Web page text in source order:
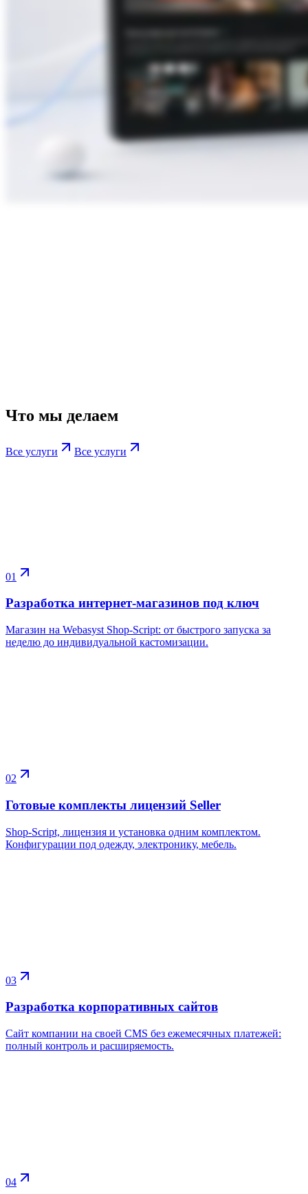
Что мы делаем
Все услуги Все услуги
01
Разработка интернет-магазинов под ключ
Магазин на Webasyst Shop-Script: от быстрого запуска за
неделю до индивидуальной кастомизации.
02
Готовые комплекты лицензий Seller
Shop-Script, лицензия и установка одним комплектом.
Конфигурации под одежду, электронику, мебель.
03
Разработка корпоративных сайтов
Сайт компании на своей CMS без ежемесячных платежей:
полный контроль и расширяемость.
04